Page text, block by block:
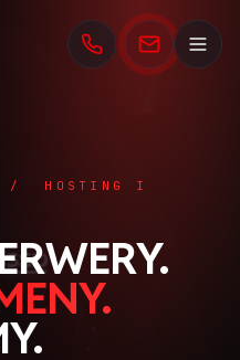
/ HOSTING I